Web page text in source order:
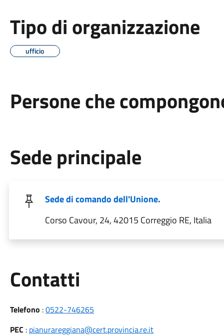
Tipo di organizzazione
ufficio
Persone che
Sede principale
Sede di comando dell'Unione.
Corso Cavour, 24, 42015 Correggio RE, Italia
Contatti
Telefono :0522-746265
PEC : pianurareggiana@cert.provincia.re.it